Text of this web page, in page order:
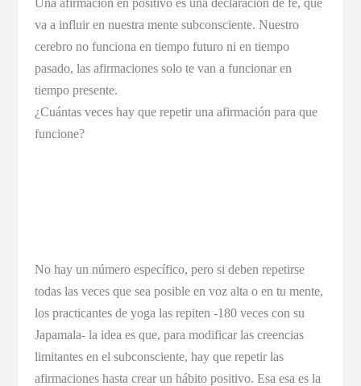
Una afirmación en positivo es una declaración de fe, que
va a influir en nuestra mente subconsciente. Nuestro
cerebro no funciona en tiempo futuro ni en tiempo
pasado, las afirmaciones solo te van a funcionar en
tiempo presente.
¿Cuántas veces hay que repetir una afirmación para que
funcione?
No hay un número específico, pero si deben repetirse
todas las veces que sea posible en voz alta o en tu mente,
los practicantes de yoga las repiten -180 veces con su
Japamala- la idea es que, para modificar las creencias
limitantes en el subconsciente, hay que repetir las
afirmaciones hasta crear un hábito positivo. Esa esa es la